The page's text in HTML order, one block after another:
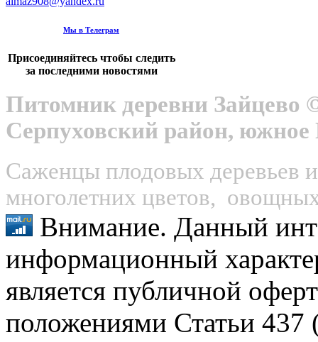
Мы в Телеграм
Присоединяйтесь чтобы следить
за последними новостями
Питомник деревни Зайцево
Серпуховский район, южное
Саженцы плодовых деревьев
многолетних цветов,
Внимание. Данный
информационный
является публичной
положениями Статьи 437